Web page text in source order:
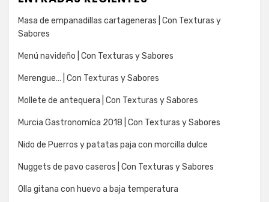
Masa de empanadillas cartageneras | Con Texturas y
Sabores
Menú navideño | Con Texturas y Sabores
Merengue… | Con Texturas y Sabores
Mollete de antequera | Con Texturas y Sabores
Murcia Gastronomíca 2018 | Con Texturas y Sabores
Nido de Puerros y patatas paja con morcilla dulce
Nuggets de pavo caseros | Con Texturas y Sabores
Olla gitana con huevo a baja temperatura